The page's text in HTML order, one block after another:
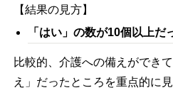
【結果の見方】
「はい」の数が10個以上だ
比較的、介護への備えができ
え」だったところを重点的に